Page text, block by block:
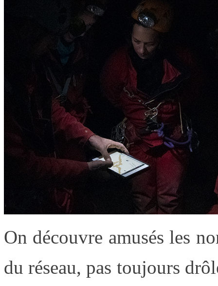
On découvre amusés les
du réseau, pas toujours